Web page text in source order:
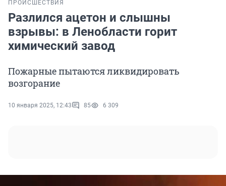
ПРОИСШЕСТВИЯ
Разлился ацетон и слышны
взрывы: в Ленобласти горит
химический завод
Пожарные пытаются ликвидировать
возгорание
10 января 2025, 12:43 85 6 309